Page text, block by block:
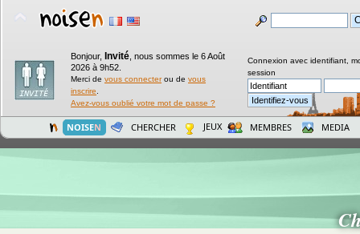
Bonjour, Invité nous sommes le 6 Août
2026 à 9h52.
Merci de vous connecterou de vous
inscrire
Avez-vous oublié votre mot de passe ?
Connexion avec identifiant,
session
NOISEN CHERCHER JEUX MEMBRES MEDIA